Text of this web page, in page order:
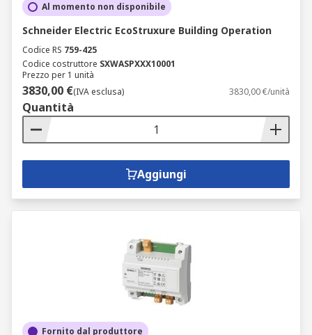
Al momento non disponibile
Schneider Electric EcoStruxure Building Operation
Codice RS 759-425
Codice costruttore SXWASPXXX10001
Prezzo per 1 unità
3830,00 €(IVA esclusa) 3830,00 €/unità
Quantità
Aggiungi
Fornito dal produttore